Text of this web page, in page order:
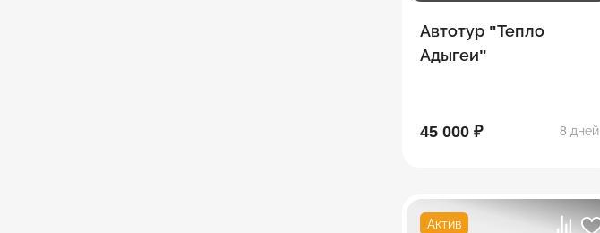
Автотур "Тепло
Адыгеи"
45 000 ₽ 8 дней
Актив